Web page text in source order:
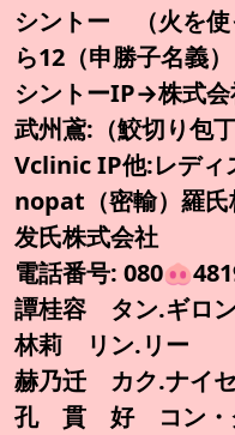
シントー （火を使
ら12（申勝子名
シントーIP→株式
武州鳶:（鮫切り
Vclinic IP他:レデ
nopat（密輸）羅氏
发氏株式会社
電話番号:
譚桂容 タン.ギロ
林莉 リン.リー
赫乃迁 カク.ナイ
孔 貫 好 コン・